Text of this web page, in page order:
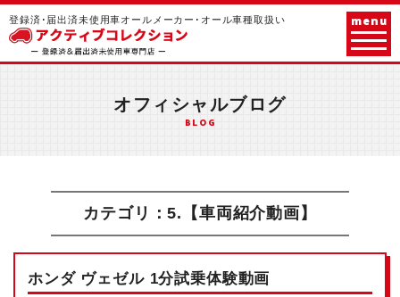
登録済･届出済未使用車オールメーカー･オール車種取扱い menu
オフィシャルブログ
BLOG
カテゴリ：5.【車両紹介動画】
ホンダ ヴェゼル 1分試乗体験動画